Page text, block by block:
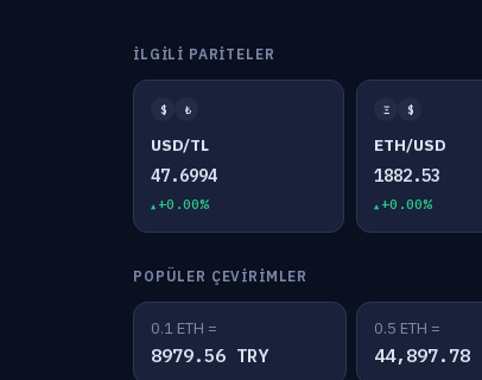
İLGILI PARITELER
$ ₺
USD/TL
47.6994
+0.00%
Ξ $
ETH/USD
1882.53
+0.00%
POPÜLER ÇEVIRIMLER
0.1 ETH =
8979.56 TRY
0.5 ETH =
44,897.78